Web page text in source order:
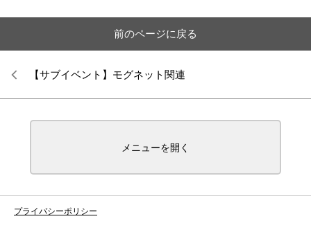
前のページに戻る
【サブイベント】モグネット関連
メニューを開く
プライバシーポリシー